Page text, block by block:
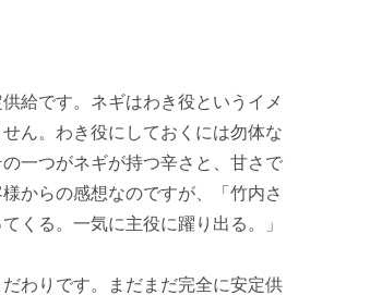
給です。ネギはわき役というイメ
ん。わき役にしておくには勿体な
一つがネギが持つ辛さと、甘さで
からの感想なのですが、「竹内さ
くる。一気に主役に躍り出る。」
わりです。まだまだ完全に安定供